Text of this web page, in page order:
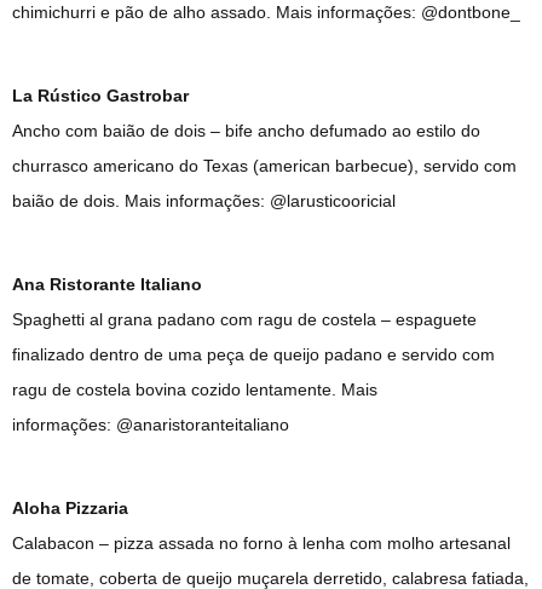
chimichurri e pão de alho assado. Mais informações: @dontbone_
La Rústico Gastrobar
Ancho com baião de dois – bife ancho defumado ao estilo do
churrasco americano do Texas (american barbecue), servido com
baião de dois. Mais informações: @larusticooricial
Ana Ristorante Italiano
Spaghetti al grana padano com ragu de costela – espaguete
finalizado dentro de uma peça de queijo padano e servido com
ragu de costela bovina cozido lentamente. Mais
informações: @anaristoranteitaliano
Aloha Pizzaria
Calabacon – pizza assada no forno à lenha com molho artesanal
de tomate, coberta de queijo muçarela derretido, calabresa fatiada,